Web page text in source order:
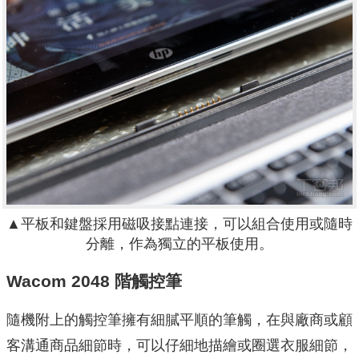
▲平板和鍵盤採用磁吸接點連接，可以組合使用或隨時
分離，作為獨立的平板使用。
Wacom 2048 階觸控筆
隨機附上的觸控筆擁有細膩平順的筆觸，在與廠商或顧
客溝通商品細節時，可以仔細地描繪或圈選衣服細節，